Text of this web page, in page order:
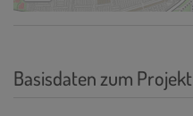
Basisdaten zum Projekt